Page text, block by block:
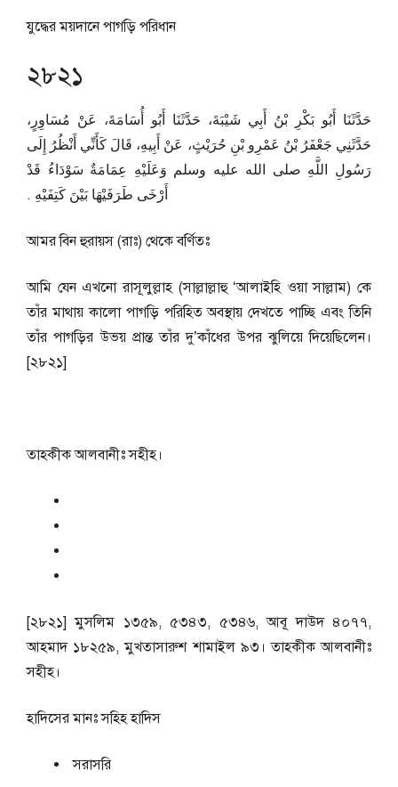
যুদ্ধের ময়দানে পাগড়ি পরিধান
২৮২১
حَدَّثَنَا أَبُو بَكْرِ بْنُ أَبِي شَيْبَةَ، حَدَّثَنَا أَبُو أُسَامَةَ، عَنْ مُسَاوِرٍ،
حَدَّثَنِي جَعْفَرُ بْنُ عَمْرِو بْنِ حُرَيْثٍ، عَنْ أَبِيهِ، قَالَ كَأَنِّي أَنْظُرُ إِلَى
رَسُولِ اللَّهِ صلى الله عليه وسلم وَعَلَيْهِ عِمَامَةٌ سَوْدَاءُ قَدْ
أَرْخَى طَرَفَيْهَا بَيْنَ كَتِفَيْهِ ‏.‏
আমর বিন হুরায়স (রাঃ) থেকে বর্ণিতঃ
আমি যেন এখনো রাসূলুল্লাহ (সাল্লাল্লাহু ‘আলাইহি ওয়া সাল্লাম) কে
তাঁর মাথায় কালো পাগড়ি পরিহিত অবস্থায় দেখতে পাচ্ছি এবং তিনি
তাঁর পাগড়ির উভয় প্রান্ত তাঁর দু’কাঁধের উপর ঝুলিয়ে দিয়েছিলেন।
[২৮২১]
তাহকীক আলবানীঃ সহীহ।
[২৮২১] মুসলিম ১৩৫৯, ৫৩৪৩, ৫৩৪৬, আবূ দাউদ ৪০৭৭,
আহমাদ ১৮২৫৯, মুখতাসারুশ শামাইল ৯৩। তাহকীক আলবানীঃ
সহীহ।
হাদিসের মানঃসহিহ হাদিস
সরাসরি